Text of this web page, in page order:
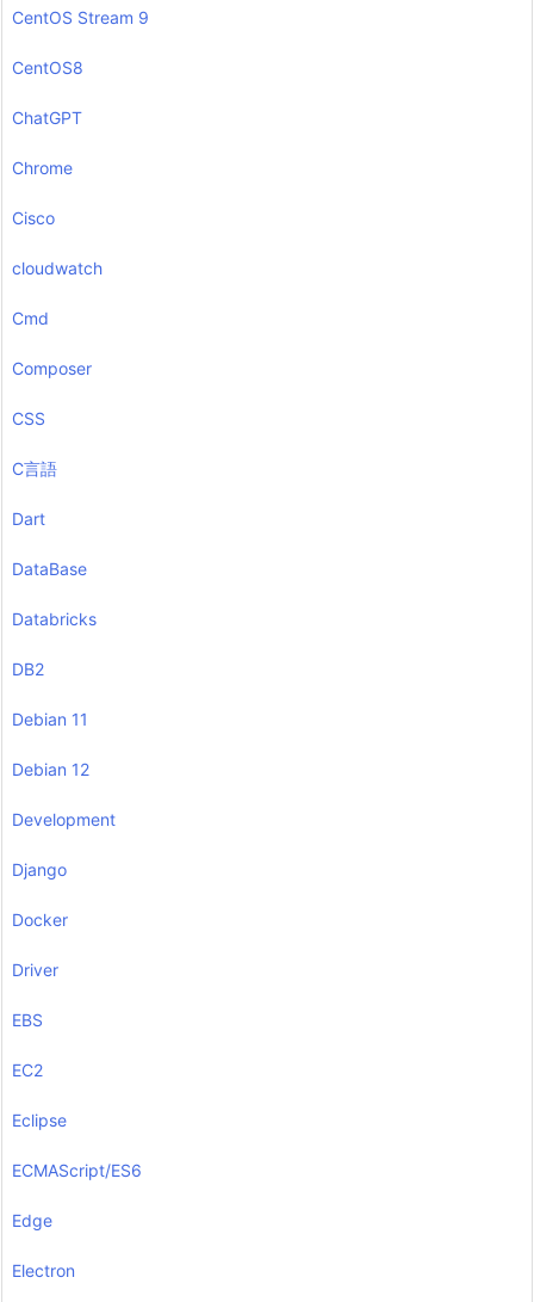
CentOS Stream 9
CentOS8
ChatGPT
Chrome
Cisco
cloudwatch
Cmd
Composer
CSS
C言語
Dart
DataBase
Databricks
DB2
Debian 11
Debian 12
Development
Django
Docker
Driver
EBS
EC2
Eclipse
ECMAScript/ES6
Edge
Electron